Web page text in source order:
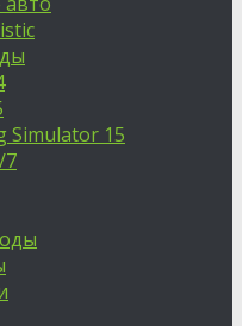
Simulator 15
7